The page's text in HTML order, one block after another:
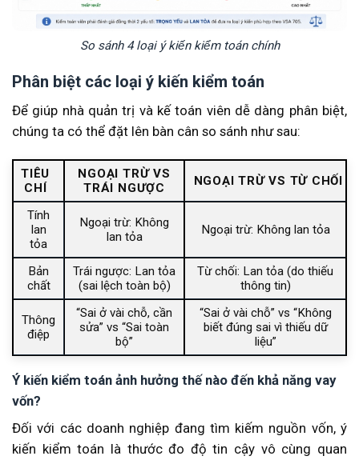
So sánh 4 loại ý kiến kiểm toán chính
Phân biệt các loại ý kiến kiểm toán
Để giúp nhà quản trị và kế toán viên dễ dàng phân biệt,
chúng ta có thể đặt lên bàn cân so sánh như sau:
TIÊU
CHÍ
NGOẠI TRỪ VS
TRÁI NGƯỢC
NGOẠI TRỪ VS TỪ CHỐI
Tính
lan
tỏa
Ngoại trừ: Không
lan tỏa
Ngoại trừ: Không lan tỏa
Bản
chất
Trái ngược: Lan tỏa
(sai lệch toàn bộ)
Từ chối: Lan tỏa (do thiếu
thông tin)
Thông
điệp
“Sai ở vài chỗ, cần
sửa” vs “Sai toàn
bộ”
“Sai ở vài chỗ” vs “Không
biết đúng sai vì thiếu dữ
liệu”
Ý kiến kiểm toán ảnh hưởng thế nào đến khả năng vay
vốn?
Đối với các doanh nghiệp đang tìm kiếm nguồn vốn, ý
kiến kiểm toán là thước đo độ tin cậy vô cùng quan